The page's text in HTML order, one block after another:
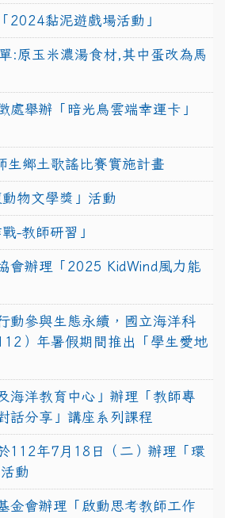
2024黏泥遊戲場活動」
:原玉米濃湯食材,其中蛋改為馬
處舉辦「暗光鳥雲端幸運卡」
生鄉土歌謠比賽實施計畫
物文學獎」活動
-教師研習」
會辦理「2025 KidWind風力能
動參與生態永續，國立海洋科
）年暑假期間推出「學生愛地
海洋教育中心」辦理「教師專
話分享」講座系列課程
112年7月18日（二）辦理「環
動
金會辦理「啟動思考教師工作